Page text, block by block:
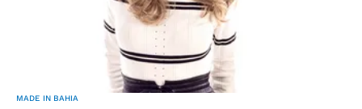
MADE IN BAHIA